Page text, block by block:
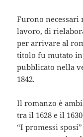
Furono
lavoro, di
per arrivare al
titolo fu mutato in
pubblicato nella
1842.
Il romanzo è
tra il 1628 e il
“I promessi